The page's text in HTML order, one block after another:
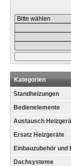
Kategorien
Standheizungen
Bedienelemente
Austausch
Ersatz Heizgeräte
Einbauzubehör und
Dachsysteme